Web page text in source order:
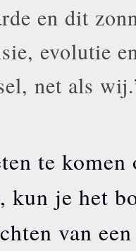
en dit
evolutie
net als
te
kun je het
van